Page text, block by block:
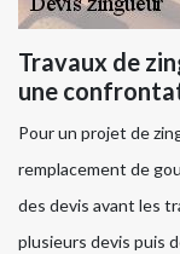
Travaux de
une
Pour un projet de
remplacement de
des devis avant les
plusieurs devis puis